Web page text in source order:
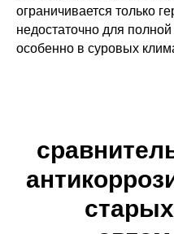
ограничивается только
недостаточно для
особенно в суровых